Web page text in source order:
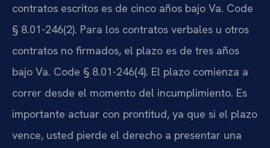
contratos escritos es de cinco años bajo Va. Code
§ 8.01-246(2). Para los contratos verbales u otros
contratos no firmados, el plazo es de tres años
bajo Va. Code § 8.01-246(4). El plazo comienza a
correr desde el momento del incumplimiento. Es
importante actuar con prontitud, ya que si el plazo
vence, usted pierde el derecho a presentar una